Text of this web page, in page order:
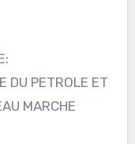
DU PETROLE ET
MARCHE